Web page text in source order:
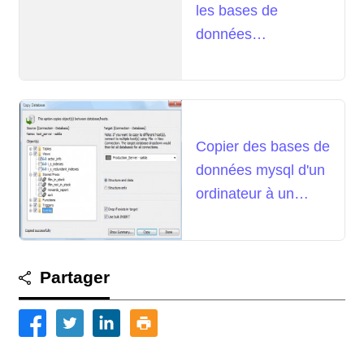
les bases de
données
l'aide de Netdata sur
CentOS 7
Copier des bases de
données mysql d'un
ordinateur à un
Partager